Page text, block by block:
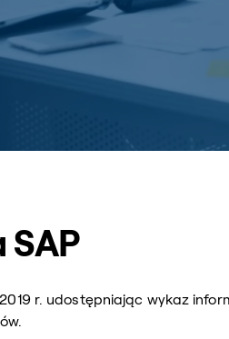
SAP
r. udostępniając wykaz